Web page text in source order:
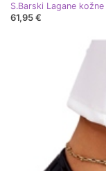
61,95 €